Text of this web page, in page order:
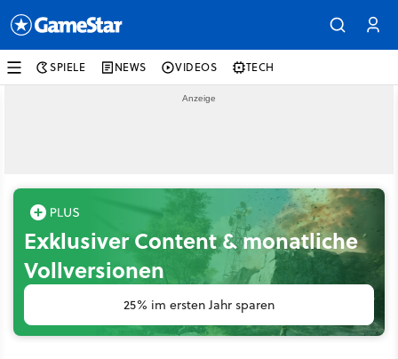
SPIELE NEWS VIDEOS TECH
Exklusiver Content & monatliche
Vollversionen
25% im ersten Jahr sparen